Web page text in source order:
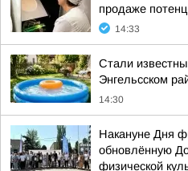
продаже
14:33
Стали
Энгельсском
14:30
Накануне Дня
обновлённую
физической